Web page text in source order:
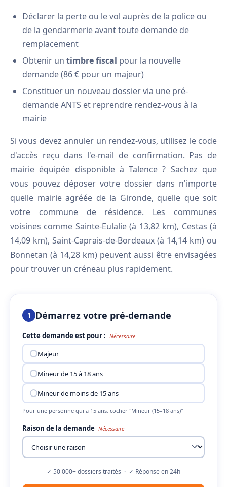
Déclarer la perte ou le vol auprès de la police ou
de la gendarmerie avant toute demande de
remplacement
Obtenir un timbre fiscal pour la nouvelle
demande (86 € pour un majeur)
Constituer un nouveau dossier via une pré-
demande ANTS et reprendre rendez-vous à la
mairie
Si vous devez annuler un rendez-vous, utilisez le code
d'accès reçu dans l'e-mail de confirmation. Pas de
mairie équipée disponible à Talence ? Sachez que
vous pouvez déposer votre dossier dans n'importe
quelle mairie agréée de la Gironde, quelle que soit
votre commune de résidence. Les communes
voisines comme Sainte-Eulalie (à 13,82 km), Cestas (à
14,09 km), Saint-Caprais-de-Bordeaux (à 14,14 km) ou
Bonnetan (à 14,28 km) peuvent aussi être envisagées
pour trouver un créneau plus rapidement.
1 Démarrez votre pré-demande
Cette demande est pour : Nécessaire
Majeur
Mineur de 15 à 18 ans
Mineur de moins de 15 ans
Pour une personne qui a 15 ans, cocher "Mineur (15–18 ans)"
Raison de la demande Nécessaire
✓ 50 000+ dossiers traités · ✓ Réponse en 24h